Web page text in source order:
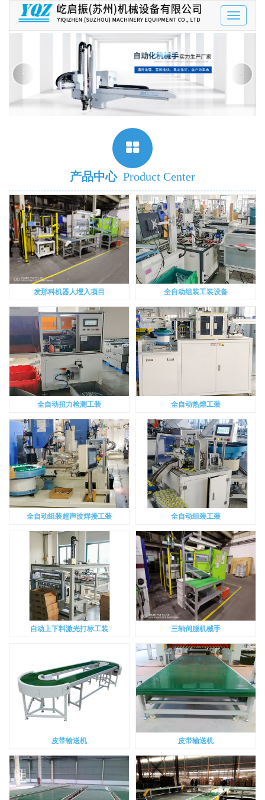
Toggle
‹ ›
产品中心 Product Center
发那科机器人埋入项目 全自动组装工装设备
全自动扭力检测工装 全自动热熔工装
全自动组装超声波焊接工装 全自动组装工装
自动上下料激光打标工装 三轴伺服机械手
皮带输送机 皮带输送机